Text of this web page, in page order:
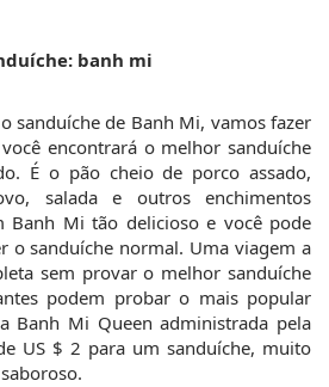
banh mi
sanduíche de Banh Mi, vamos fazer
encontrará o melhor sanduíche
É o pão cheio de porco assado,
salada e outros enchimentos
Banh Mi tão delicioso e você pode
o sanduíche normal. Uma viagem a
sem provar o melhor sanduíche
podem probar o mais popular
Banh Mi Queen administrada pela
US $ 2 para um sanduíche, muito